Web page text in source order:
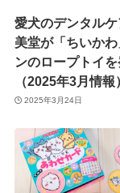
愛犬のデンタル
美堂が「ちいか
ンのロープトイ
（2025年3月情報）
2025年3月24日